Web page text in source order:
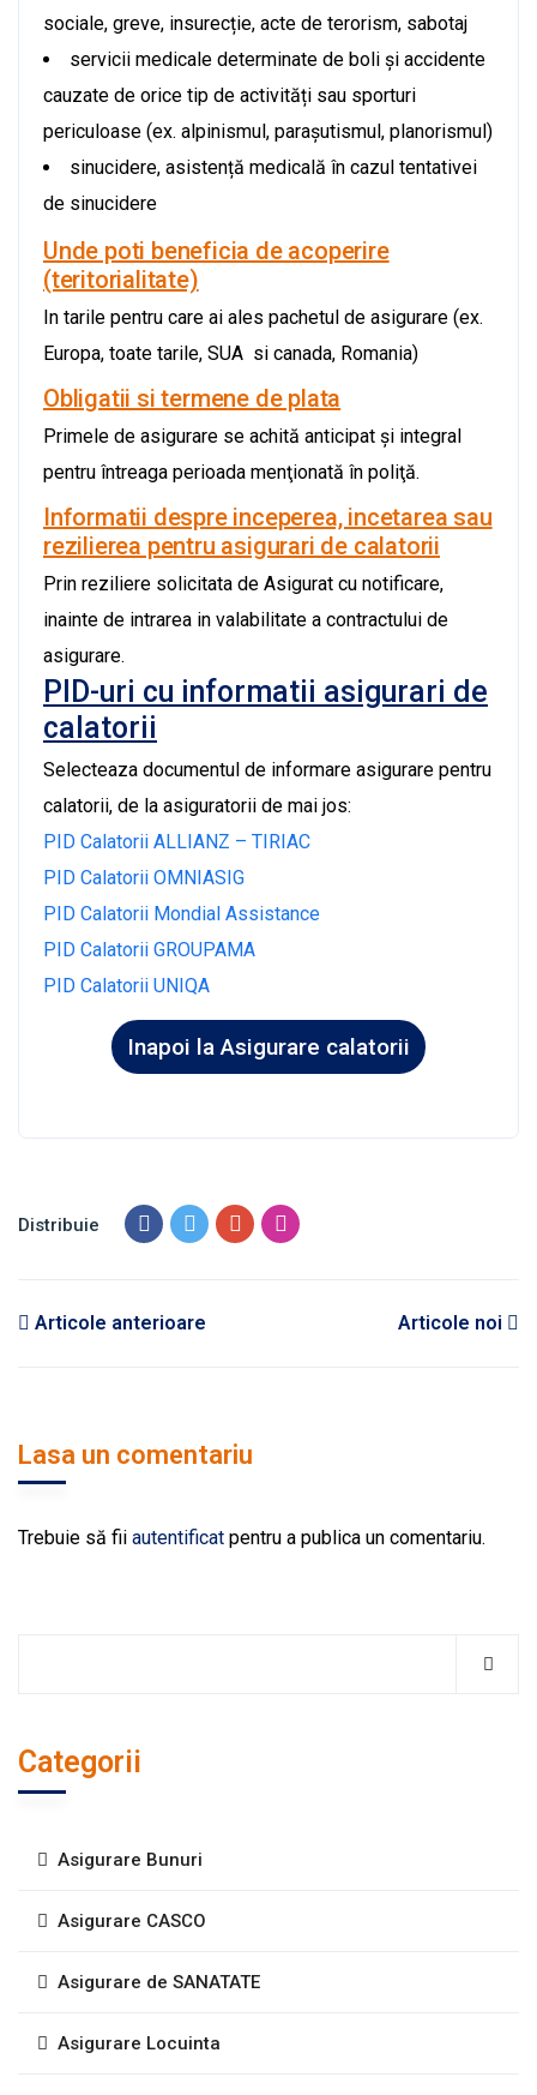
sociale, greve, insurecție, acte de terorism, sabotaj
servicii medicale determinate de boli și accidente
cauzate de orice tip de activități sau sporturi
periculoase (ex. alpinismul, parașutismul, planorismul)
sinucidere, asistență medicală în cazul tentativei
de sinucidere
Unde poti beneficia de acoperire
(teritorialitate)
In tarile pentru care ai ales pachetul de asigurare (ex.
Europa, toate tarile, SUA si canada, Romania)
Obligatii si termene de plata
Primele de asigurare se achită anticipat şi integral
pentru întreaga perioada menţionată în poliţă.
Informatii despre inceperea, incetarea sau
rezilierea pentru asigurari de calatorii
Prin reziliere solicitata de Asigurat cu notificare,
inainte de intrarea in valabilitate a contractului de
asigurare.
PID-uri cu informatii asigurari de
calatorii
Selecteaza documentul de informare asigurare pentru
calatorii, de la asiguratorii de mai jos:
PID Calatorii ALLIANZ – TIRIAC
PID Calatorii OMNIASIG
PID Calatorii Mondial Assistance
PID Calatorii GROUPAMA
PID Calatorii UNIQA
Inapoi la Asigurare calatorii
Distribuie
Articole anterioare Articole noi
Lasa un comentariu
Trebuie să fii autentificat pentru a publica un comentariu.
Categorii
Asigurare Bunuri
Asigurare CASCO
Asigurare de SANATATE
Asigurare Locuinta